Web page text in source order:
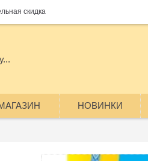
скидка
НОВИНКИ